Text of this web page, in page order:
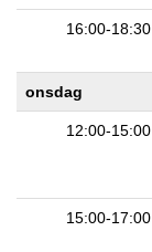
16:00-18:30
onsdag
12:00-15:00
15:00-17:00